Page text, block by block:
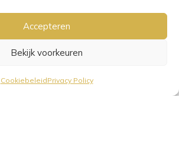
Accepteren
Bekijk voorkeuren
CookiebeleidPrivacy Policy
VANAF €25,-• VERZENDKOSTEN NL €3,95-